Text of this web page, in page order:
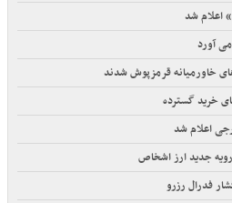
اعلام شد
آورد
خاورمیانه قرمزپوش شدند
خرید گسترده
اعلام شد
جدید ارز اشخاص
فدرال رزرو